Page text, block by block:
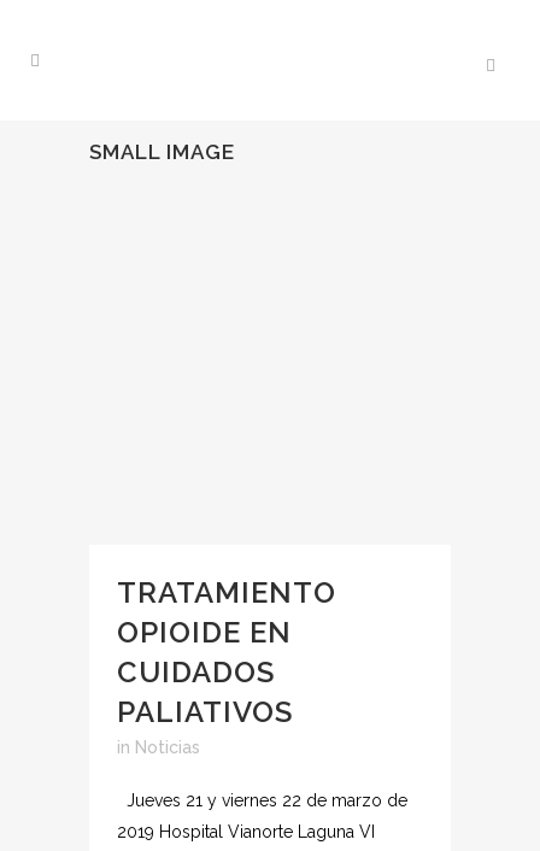
SMALL IMAGE
TRATAMIENTO
OPIOIDE EN
CUIDADOS
PALIATIVOS
in Noticias
Jueves 21 y viernes 22 de marzo de
2019 Hospital Vianorte Laguna VI